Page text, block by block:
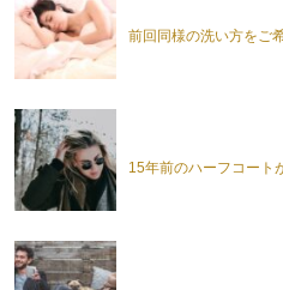
前回同様の洗い方をご
15年前のハーフコート